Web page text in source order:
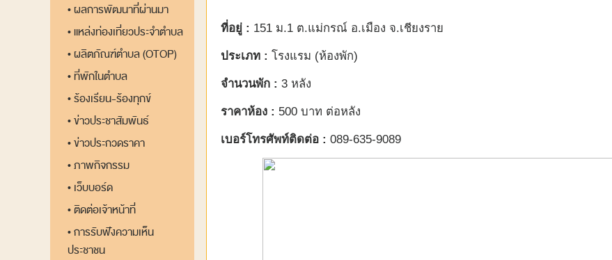
• ผลการพัฒนาที่ผ่านมา
• แหล่งท่องเที่ยวประจำตำบล
• ผลิตภัณฑ์ตำบล (OTOP)
• ที่พักในตำบล
• ร้องเรียน-ร้องทุกข์
• ข่าวประชาสัมพันธ์
• ข่าวประกวดราคา
• ภาพกิจกรรม
• เว็บบอร์ด
• ติดต่อเจ้าหน้าที่
• การรับฟังความเห็น
ประชาชน
ที่อยู่ : 151 ม.1 ต.แม่กรณ์ อ.เมือง จ.เชียงราย
ประเภท : โรงแรม (ห้องพัก)
จำนวนพัก : 3 หลัง
ราคาห้อง : 500 บาท ต่อหลัง
เบอร์โทรศัพท์ติดต่อ : 089-635-9089